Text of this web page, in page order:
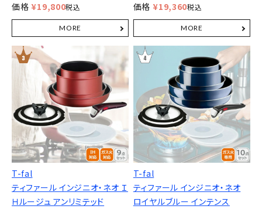
価格 ¥19,800税込 価格 ¥19,360税込
T-fal
ティファール インジニオ・ネオ Ｉ
Ｈルージュ アンリミテッド
T-fal
ティファール インジニオ・ネオ
ロイヤルブルー インテンス